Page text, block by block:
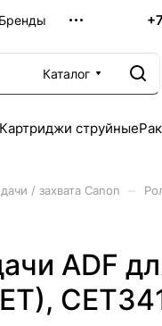
Бренды
Каталог
Картриджи струйные
/ захвата Canon
ADF